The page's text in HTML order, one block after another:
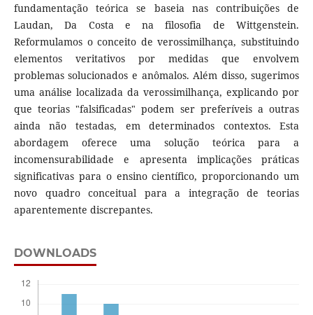
fundamentação teórica se baseia nas contribuições de
Laudan, Da Costa e na filosofia de Wittgenstein.
Reformulamos o conceito de verossimilhança, substituindo
elementos veritativos por medidas que envolvem
problemas solucionados e anômalos. Além disso, sugerimos
uma análise localizada da verossimilhança, explicando por
que teorias "falsificadas" podem ser preferíveis a outras
ainda não testadas, em determinados contextos. Esta
abordagem oferece uma solução teórica para a
incomensurabilidade e apresenta implicações práticas
significativas para o ensino científico, proporcionando um
novo quadro conceitual para a integração de teorias
aparentemente discrepantes.
DOWNLOADS